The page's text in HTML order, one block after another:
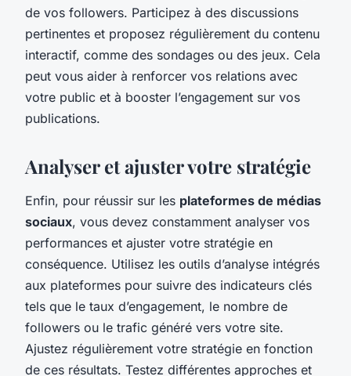
de vos followers. Participez à des discussions
pertinentes et proposez régulièrement du contenu
interactif, comme des sondages ou des jeux. Cela
peut vous aider à renforcer vos relations avec
votre public et à booster l’engagement sur vos
publications.
Analyser et ajuster votre stratégie
Enfin, pour réussir sur les plateformes de médias
sociaux, vous devez constamment analyser vos
performances et ajuster votre stratégie en
conséquence. Utilisez les outils d’analyse intégrés
aux plateformes pour suivre des indicateurs clés
tels que le taux d’engagement, le nombre de
followers ou le trafic généré vers votre site.
Ajustez régulièrement votre stratégie en fonction
de ces résultats. Testez différentes approches et